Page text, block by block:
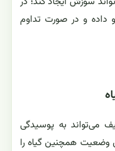
و در صورت تداوم
می‌تواند به پوسیدگی
وضعیت همچنین گیاه را